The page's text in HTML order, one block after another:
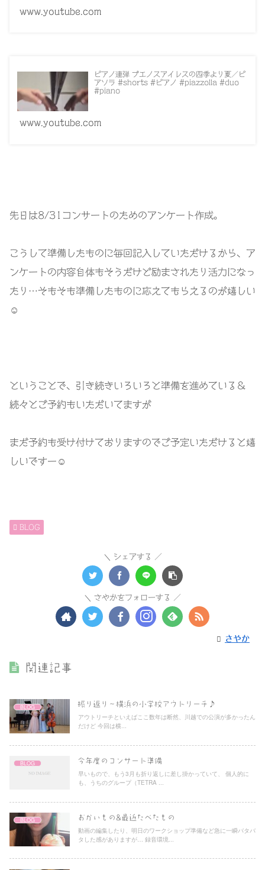
www.youtube.com
ピアノ連弾 ブエノスアイレスの四季より夏／ピ
アソラ #shorts #ピアノ #piazzolla #duo
#piano
www.youtube.com
先日は8/31コンサートのためのアンケート作成。
こうして準備したものに毎回記入していただけるから、ア
ンケートの内容自体もそうだけど励まされたり活力になっ
たり…そもそも準備したものに応えてもらえるのが嬉しい
☺️
ということで、引き続きいろいろと準備を進めている＆
続々とご予約もいただいてますが
まだ予約も受け付けておりますのでご予定いただけると嬉
しいですー☺️
BLOG
シェアする
さやかをフォローする
さやか
関連記事
BLOG 振り返り〜横浜の小学校アウトリーチ♪
アウトリーチといえばここ数年は断然、川越での公演が多かったん
だけど 今回は横...
BLOG 今年度のコンサート準備
早いもので、もう3月も折り返しに差し掛かっていて、 個人的に
も、うちのグループ（TETRA ...
BLOG おかいもの&最近たべたもの
動画の編集したり、明日のワークショップ準備など急に一瞬バタバ
タした感がありますが… 録音環境...